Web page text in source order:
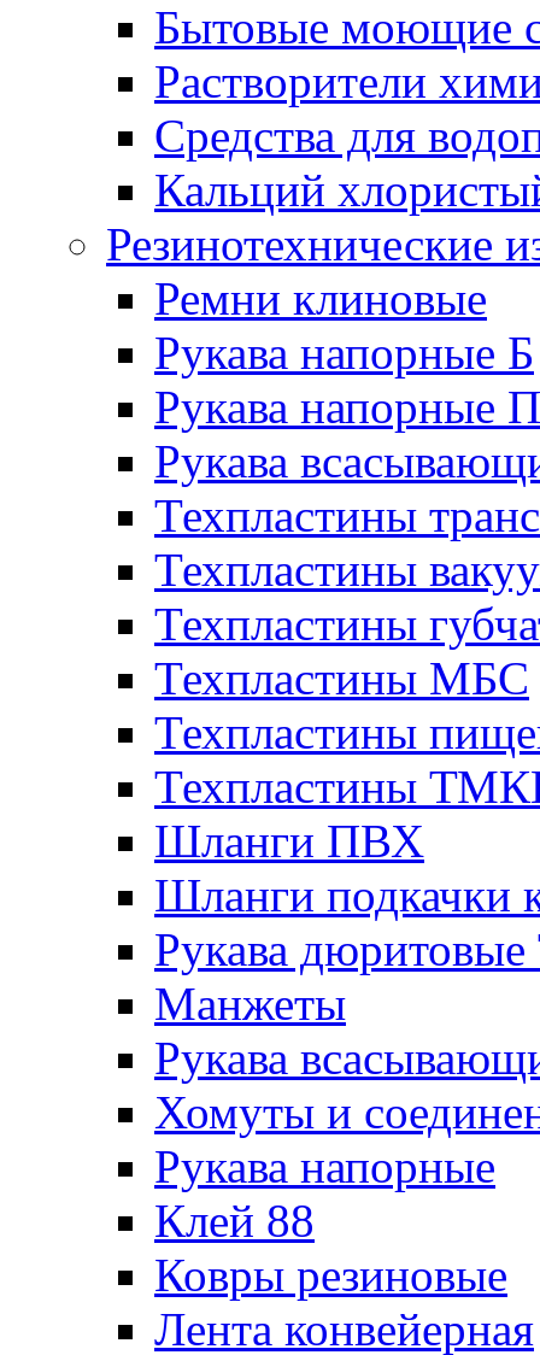
Бытовые моющие
Растворители
Средства для
Кальций
Резинотехнические
Ремни клиновые
Рукава напорные Б
Рукава напорные П
Рукава
Техпластины
Техпластины
Техпластины
Техпластины МБС
Техпластины
Техпластины
Шланги ПВХ
Шланги подкачки
Рукава
Манжеты
Рукава
Хомуты и
Рукава напорные
Клей 88
Ковры резиновые
Лента конвейерная